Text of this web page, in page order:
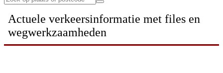
Actuele verkeersinformatie met files en
wegwerkzaamheden